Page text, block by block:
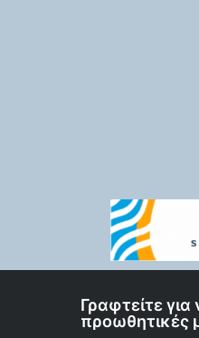
Γραφτείτε
προωθητικές